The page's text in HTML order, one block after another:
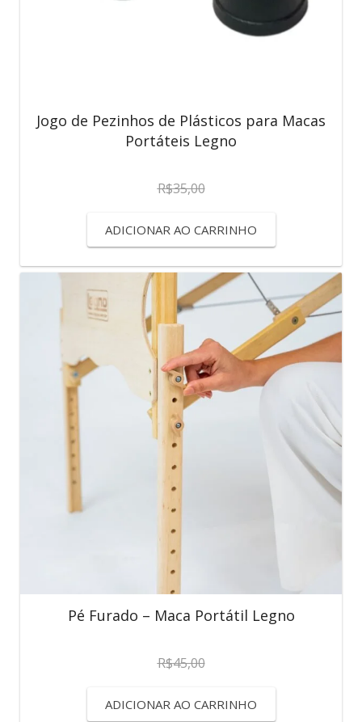
Jogo de Pezinhos de Plásticos para Macas
Portáteis Legno
R$35,00
ADICIONAR AO CARRINHO
Pé Furado – Maca Portátil Legno
R$45,00
ADICIONAR AO CARRINHO